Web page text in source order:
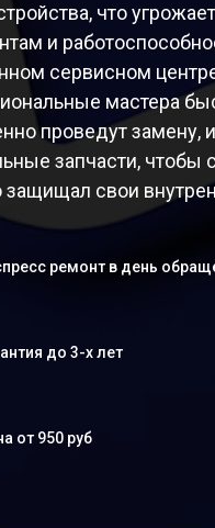
что
и
сервисном
мастера
проведут замену,
запчасти, чтобы
свои
ремонт в день
до 3-х лет
от 950 руб